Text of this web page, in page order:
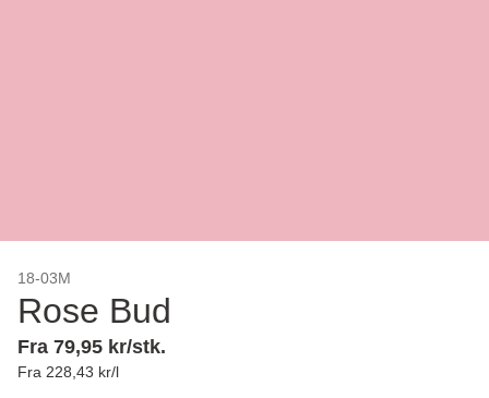
18-03M
Rose Bud
Fra 79,95 kr/stk.
Fra 228,43 kr/l